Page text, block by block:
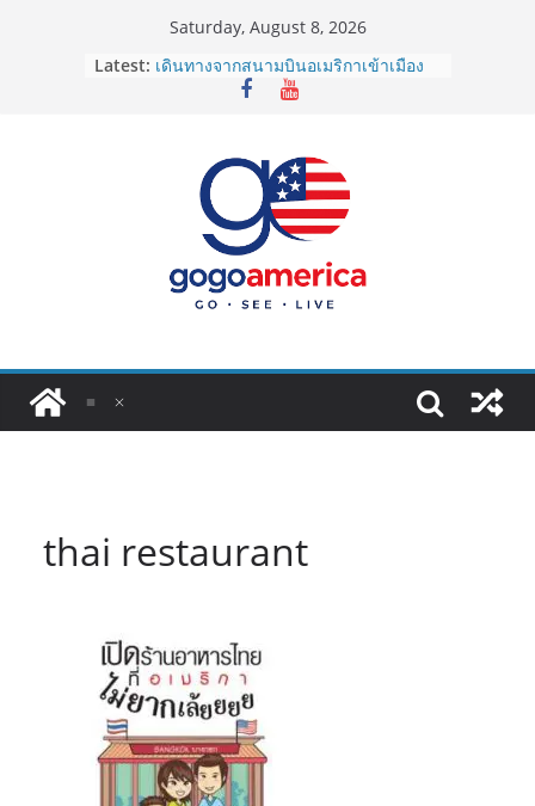
Saturday, August 8, 2026
Latest: เดินทางจากสนามบินอเมริกาเข้าเมือง
2026: LAX, JFK, SFO ไปยังไงดี?
ประเทศต้องรู้
ซิมการ์ดอเมริกา 2026: ใช้ยี่ห้อไหนดี
ที่สุด? เปรียบเทียบครบจบในบทความ
โอนเงินจากอเมริกากลับไทย ใช้วิธีไหน
ประหยัดและคุ้มที่สุดในปี 2026?
VPN สำหรับใช้ในอเมริกา 2026: ตัว
thai restaurant